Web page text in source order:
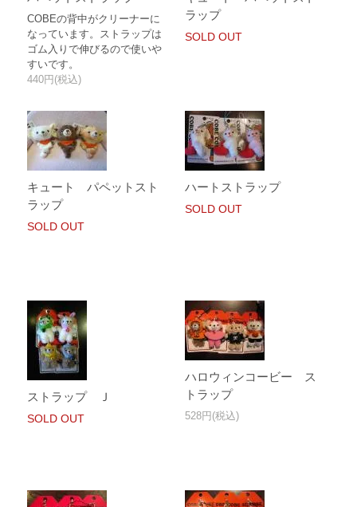
COBEの背中がクリーナーに
なっています。ストラップは
ゴム入りで伸びるので使いや
すいです。
440円(税込)
ラップ
SOLD OUT
キュート パペットスト
ラップ
SOLD OUT
ハートストラップ
SOLD OUT
ストラップ Ｊ
SOLD OUT
ハロウィンコービー ス
トラップ
528円(税込)